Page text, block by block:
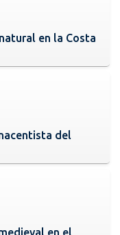
en la Costa
del
en el